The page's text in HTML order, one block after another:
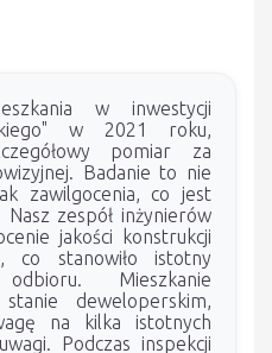
w inwestycji
w 2021 roku,
pomiar za
Badanie to nie
zawilgocenia, co jest
zespół inżynierów
jakości konstrukcji
co stanowiło istotny
Mieszkanie
deweloperskim,
na kilka istotnych
Podczas inspekcji